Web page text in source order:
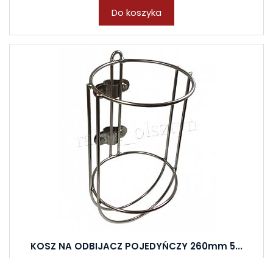
Do koszyka
KOSZ NA ODBIJACZ POJEDYŃCZY 260mm 5...